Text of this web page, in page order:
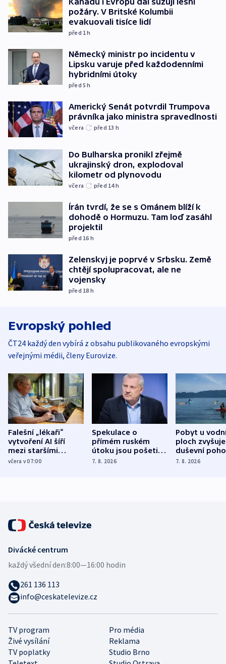
požáry. V Britské Kolumbii
evakuovali tisíce lidí
před 1h
Německý ministr po incidentu v
Lipsku varuje před každodenními
hybridními útoky
před 5h
Americký Senát potvrdil Trumpova
právníka jako ministra spravedlnosti
včera před 13 h
Do Bulharska pronikl zřejmě
ukrajinský dron, explodoval
kilometr od plynovodu
včera před 14h
Írán tvrdí, že se s Ománem blíží k
dohodě o Hormuzu. Tam loď zasáhl
projektil
před 16 h
Zelenskyj je poprvé v Srbsku. Země
chtějí spolupracovat, ale ne
vojensky
před 18 h
Evropský pohled
ČT24 každý den vybírá z obsahu publikovaného evropskými
veřejnými médii, členy Eurovize.
Falešní „lékaři“
vytvoření AI šíří
mezi staršími
Poláky nebezpečné
včera v 07:00
Spekulace o
přímém ruském
útoku jsou pošetilé,
míní estonský
7. 8. 2026
Pobyt u
ploch zvyšuje
duševní
ukázala
7. 8. 2026
TV program
Pro média
Živé vysílání
Reklama
TV poplatky
Studio Brno
Divácké centrum
každý všední den:8:00—16:00 hodin
261 136 113
info@ceskatelevize.cz